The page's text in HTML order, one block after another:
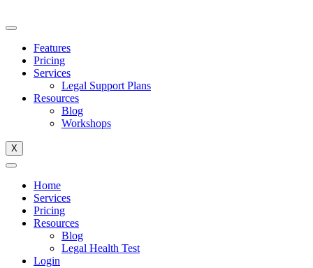
to
Features
Pricing
Services
Legal Support Plans
Resources
Blog
Workshops
X
Home
Services
Pricing
Resources
Blog
Legal Health Test
Login